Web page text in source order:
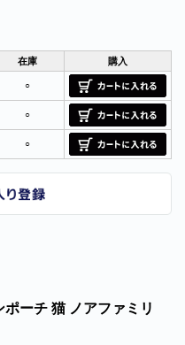
在庫 購入
○
○
○
ーチ 猫 ノアファミリ